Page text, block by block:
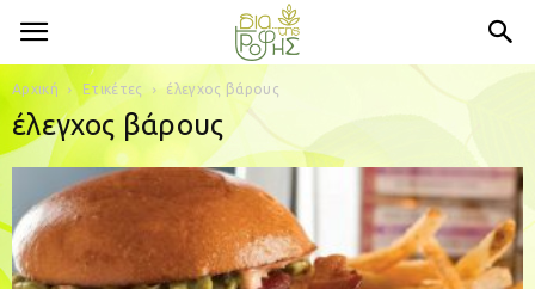
Αρχική Ετικέτες έλεγχος βάρους
έλεγχος βάρους